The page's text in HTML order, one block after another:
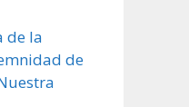
de la
de